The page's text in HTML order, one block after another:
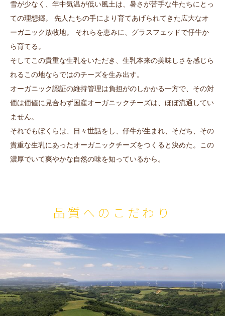
雪が少なく、年中気温が低い風土は、暑さが苦手な牛たちにとっ
ての理想郷。 先人たちの手により育てあげられてきた広大なオ
ーガニック放牧地。 それらを恵みに、グラスフェッドで仔牛か
ら育てる。
そしてこの貴重な生乳をいただき、生乳本来の美味しさを感じら
れるこの地ならではのチーズを生み出す。
オーガニック認証の維持管理は負担がのしかかる一方で、その対
価は価値に見合わず国産オーガニックチーズは、ほぼ流通してい
ません。
それでもぼくらは、日々世話をし、仔牛が生まれ、そだち、その
貴重な生乳にあったオーガニックチーズをつくると決めた。この
濃厚でいて爽やかな自然の味を知っているから。
品質へのこだわり